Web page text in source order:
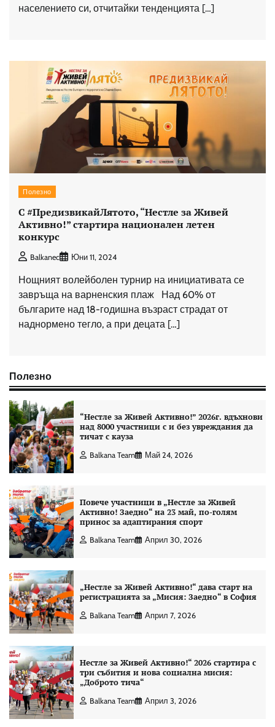
населението си, отчитайки тенденцията […]
Полезно
С #ПредизвикайЛятото, “Нестле за Живей
Активно!” стартира национален летен
конкурс
Balkanec Юни 11, 2024
Нощният волейболен турнир на инициативата се
завръща на варненския плаж Над 60% от
българите над 18-годишна възраст страдат от
наднормено тегло, а при децата […]
Полезно
“Нестле за Живей Aктивно!” 2026г. вдъхнови
над 8000 участници с и без увреждания да
тичат с кауза
Balkana Team Май 24, 2026
Повече участници в „Нестле за Живей
Активно! Заедно“ на 23 май, по-голям
принос за адаптирания спорт
Balkana Team Април 30, 2026
„Нестле за Живей Активно!“ дава старт на
регистрацията за „Мисия: Заедно“ в София
Balkana Team Април 7, 2026
Нестле за Живей Активно!“ 2026 стартира с
три събития и нова социална мисия:
„Доброто тича“
Balkana Team Април 3, 2026